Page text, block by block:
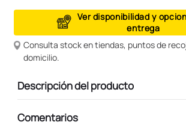
Ver disponibilidad y
entrega
Consulta stock en tiendas, puntos de
domicilio.
Descripción del producto
Comentarios
9.
peluche
10. kuromi